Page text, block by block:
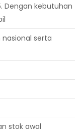
Dengan kebutuhan
nasional serta
stok awal